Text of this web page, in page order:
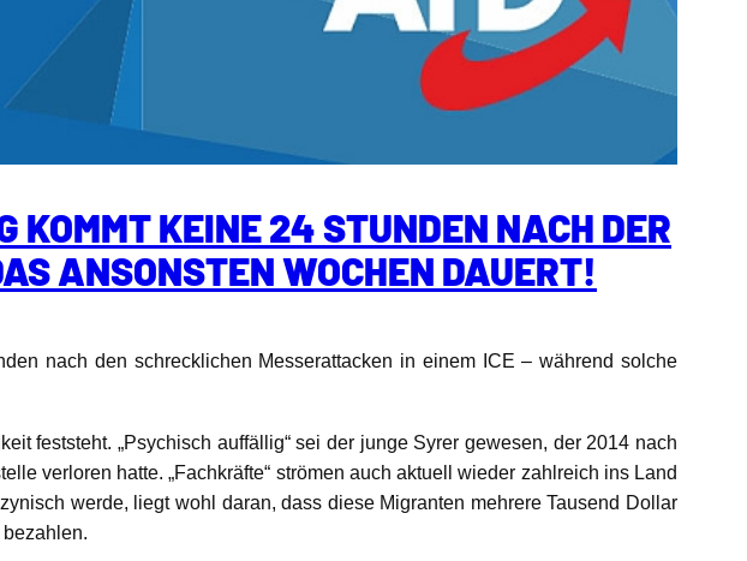
KOMMT KEINE 24 STUNDEN NACH DER
ANSONSTEN WOCHEN DAUERT!
nach den schrecklichen Messerattacken in einem ICE – während solche
feststeht. „Psychisch auffällig“ sei der junge Syrer gewesen, der 2014 nach
verloren hatte. „Fachkräfte“ strömen auch aktuell wieder zahlreich ins Land
werde, liegt wohl daran, dass diese Migranten mehrere Tausend Dollar